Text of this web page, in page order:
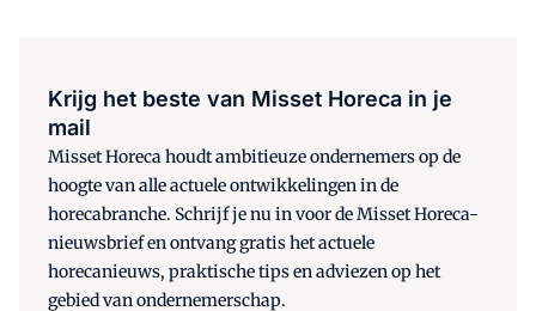
Krijg het beste van Misset Horeca in je
mail
Misset Horeca houdt ambitieuze ondernemers op de
hoogte van alle actuele ontwikkelingen in de
horecabranche. Schrijf je nu in voor de Misset Horeca-
nieuwsbrief en ontvang gratis het actuele
horecanieuws, praktische tips en adviezen op het
gebied van ondernemerschap.